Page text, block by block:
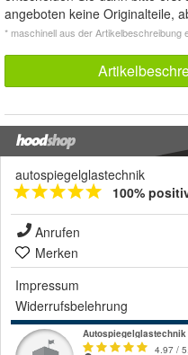
angeboten keine Originalteile,
* maschinell aus der Artikelbeschreibung
autospiegelglastechnik
100%
Anrufen
Merken
Impressum
Widerrufsbelehrung